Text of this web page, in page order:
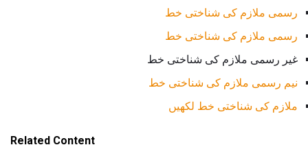
رسمی ملازم کی شناختی خط
رسمی ملازم کی شناختی خط
غیر رسمی ملازم کی شناختی خط
نیم رسمی ملازم کی شناختی خط
ملازم کی شناختی خط لکھیں
Related Content